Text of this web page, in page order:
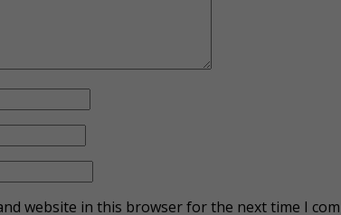
website in this browser for the next time I